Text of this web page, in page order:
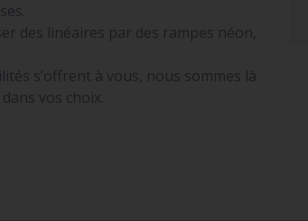
des linéaires par des rampes néon,
s’offrent à vous, nous sommes là
vos choix.